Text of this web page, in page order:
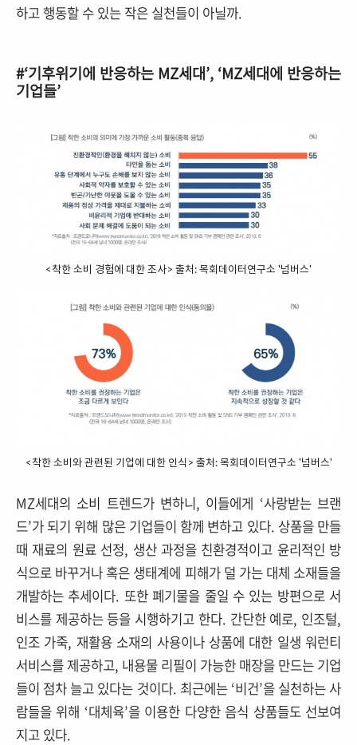
하고 행동할 수 있는 작은 실천들이 아닐까.
#‘기후위기에 반응하는 MZ세대’, ‘MZ세대에 반응하는
기업들’
<착한 소비 경험에 대한 조사> 출처: 목회데이터연구소 '넘버스'
<착한 소비와 관련된 기업에 대한 인식> 출처: 목회데이터연구소 '넘버스'
MZ세대의 소비 트렌드가 변하니, 이들에게 ‘사랑받는 브랜
드’가 되기 위해 많은 기업들이 함께 변하고 있다. 상품을 만들
때 재료의 원료 선정, 생산 과정을 친환경적이고 윤리적인 방
식으로 바꾸거나 혹은 생태계에 피해가 덜 가는 대체 소재들을
개발하는 추세이다. 또한 폐기물을 줄일 수 있는 방편으로 서
비스를 제공하는 등을 시행하기고 한다. 간단한 예로, 인조털,
인조 가죽, 재활용 소재의 사용이나 상품에 대한 일생 워런티
서비스를 제공하고, 내용물 리필이 가능한 매장을 만드는 기업
들이 점차 늘고 있다는 것이다. 최근에는 ‘비건’을 실천하는 사
람들을 위해 ‘대체육’을 이용한 다양한 음식 상품들도 선보여
지고 있다.